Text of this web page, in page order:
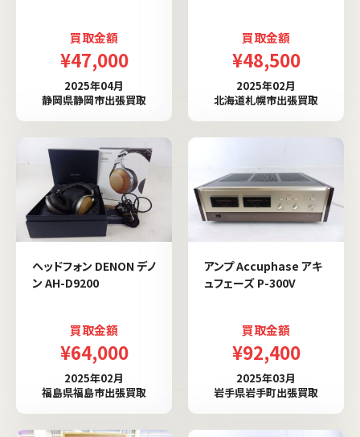
買取金額
¥47,000
2025年04月
静岡県静岡市出張買取
買取金額
¥48,500
2025年02月
北海道札幌市出張買取
ヘッドフォン DENON デノ
ン AH-D9200
買取金額
¥64,000
2025年02月
福島県福島市出張買取
アンプ Accuphase アキ
ュフェーズ P-300V
買取金額
¥92,400
2025年03月
岩手県岩手町出張買取